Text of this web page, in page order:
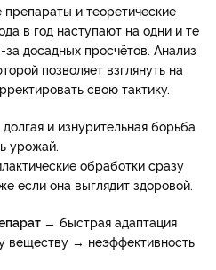
и теоретические
в год наступают на одни и те
досадных просчётов. Анализ
позволяет взглянуть на
свою тактику.
и изнурительная борьба
урожай.
обработки сразу
если она выглядит здоровой.
→ быстрая адаптация
веществу → неэффективность